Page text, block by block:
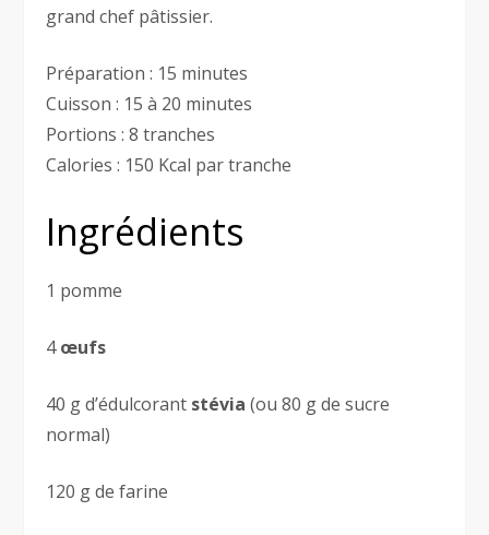
grand chef pâtissier.
Préparation : 15 minutes
Cuisson : 15 à 20 minutes
Portions : 8 tranches
Calories : 150 Kcal par tranche
Ingrédients
1 pomme
4œufs
40 g d’édulcorant stévia (ou 80 g de sucre
normal)
120 g de farine